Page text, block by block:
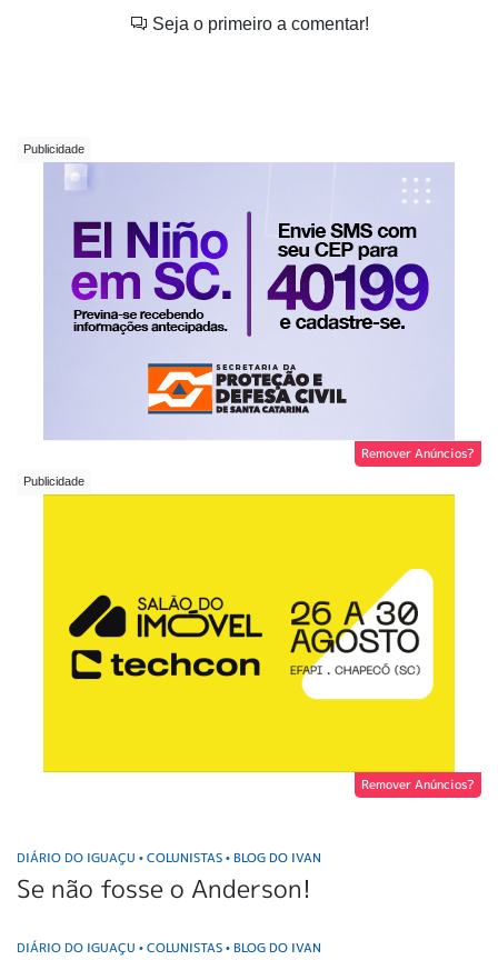
Seja o primeiro a comentar!
Remover Anúncios?
Remover Anúncios?
DIÁRIO DO IGUAÇU • COLUNISTAS • BLOG DO IVAN
Se não fosse o Anderson!
DIÁRIO DO IGUAÇU • COLUNISTAS • BLOG DO IVAN